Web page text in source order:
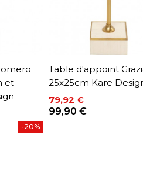
et
-20%
Table d'appoint
25x25cm Kare
Prix
79,92 €
Prix de base
99,90 €